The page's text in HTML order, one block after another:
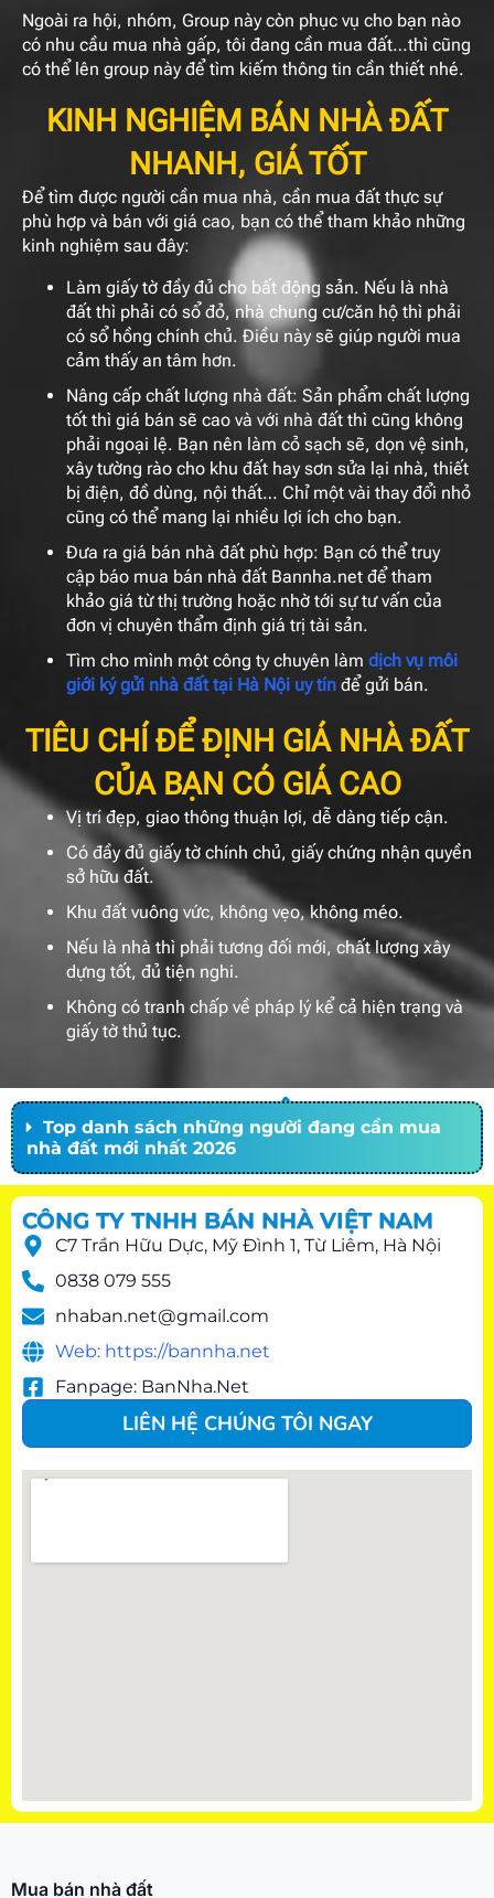
Ngoài ra hội, nhóm, Group này còn phục vụ cho bạn nào
có nhu cầu mua nhà gấp, tôi đang cần mua đất…thì cũng
có thể lên group này để tìm kiếm thông tin cần thiết nhé.
KINH NGHIỆM BÁN NHÀ ĐẤT
NHANH, GIÁ TỐT
Để tìm được người cần mua nhà, cần mua đất thực sự
phù hợp và bán với giá cao, bạn có thể tham khảo những
kinh nghiệm sau đây:
Làm giấy tờ đầy đủ cho bất động sản. Nếu là nhà
đất thì phải có sổ đỏ, nhà chung cư/căn hộ thì phải
có sổ hồng chính chủ. Điều này sẽ giúp người mua
cảm thấy an tâm hơn.
Nâng cấp chất lượng nhà đất: Sản phẩm chất lượng
tốt thì giá bán sẽ cao và với nhà đất thì cũng không
phải ngoại lệ. Bạn nên làm cỏ sạch sẽ, dọn vệ sinh,
xây tường rào cho khu đất hay sơn sửa lại nhà, thiết
bị điện, đồ dùng, nội thất… Chỉ một vài thay đổi nhỏ
cũng có thể mang lại nhiều lợi ích cho bạn.
Đưa ra giá bán nhà đất phù hợp: Bạn có thể truy
cập báo mua bán nhà đất Bannha.net để tham
khảo giá từ thị trường hoặc nhờ tới sự tư vấn của
đơn vị chuyên thẩm định giá trị tài sản.
Tìm cho mình một công ty chuyên làm dịch vụ môi
giới ký gửi nhà đất tại Hà Nội uy tín để gửi bán.
TIÊU CHÍ ĐỂ ĐỊNH GIÁ NHÀ ĐẤT
CỦA BẠN CÓ GIÁ CAO
Vị trí đẹp, giao thông thuận lợi, dễ dàng tiếp cận.
Có đầy đủ giấy tờ chính chủ, giấy chứng nhận quyền
sở hữu đất.
Khu đất vuông vức, không vẹo, không méo.
Nếu là nhà thì phải tương đối mới, chất lượng xây
dựng tốt, đủ tiện nghi.
Không có tranh chấp về pháp lý kể cả hiện trạng và
giấy tờ thủ tục.
XEM THÊM
Top danh sách những người đang cần mua
nhà đất mới nhất 2026
CÔNG TY TNHH BÁN NHÀ VIỆT NAM
C7 Trần Hữu Dực, Mỹ Đình 1, Từ Liêm, Hà Nội
0838 079 555
nhaban.net@gmail.com
Web: https://bannha.net
Fanpage: BanNha.Net
LIÊN HỆ CHÚNG TÔI NGAY
Mua bán nhà đất